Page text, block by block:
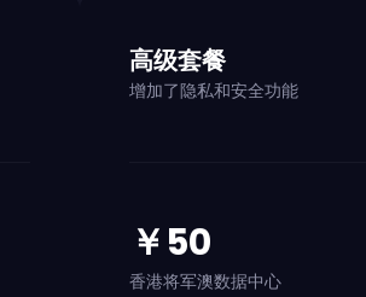
高级套餐
增加了隐私和安全功能
￥50
香港将军澳数据中心